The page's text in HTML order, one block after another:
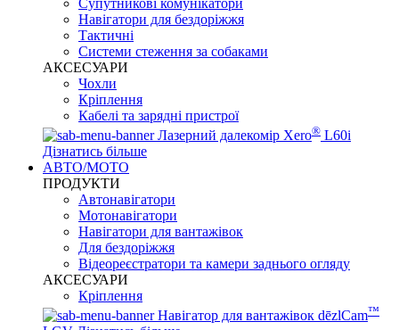
Навігатори для бездоріжжя
Тактичні
Системи стеження за собаками
АКСЕСУАРИ
Чохли
Кріплення
Кабелі та зарядні пристрої
Лазерний далекомір Xero® L60i
Дізнатись більше
АВТО/МОТО
ПРОДУКТИ
Автонавігатори
Мотонавігатори
Навігатори для вантажівок
Для бездоріжжя
Відеореєстратори та камери заднього огляду
АКСЕСУАРИ
Кріплення
Навігатор для вантажівок dēzlCam™